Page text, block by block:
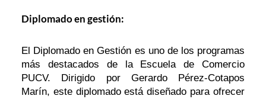
Diplomado en gestión:
El Diplomado en Gestión es uno de los programas
más destacados de la Escuela de Comercio
PUCV. Dirigido por Gerardo Pérez-Cotapos
Marín, este diplomado está diseñado para ofrecer